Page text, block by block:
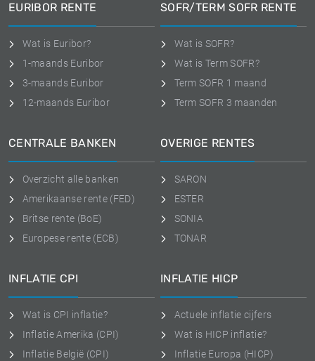
EURIBOR RENTE
Wat is Euribor?
1-maands Euribor
3-maands Euribor
12-maands Euribor
SOFR/TERM SOFR RENTE
Wat is SOFR?
Wat is Term SOFR?
Term SOFR 1 maand
Term SOFR 3 maanden
CENTRALE BANKEN
Overzicht alle banken
Amerikaanse rente (FED)
Britse rente (BoE)
Europese rente (ECB)
OVERIGE RENTES
SARON
ESTER
SONIA
TONAR
INFLATIE CPI
Wat is CPI inflatie?
Inflatie Amerika (CPI)
Inflatie België (CPI)
INFLATIE HICP
Actuele inflatie cijfers
Wat is HICP inflatie?
Inflatie Europa (HICP)